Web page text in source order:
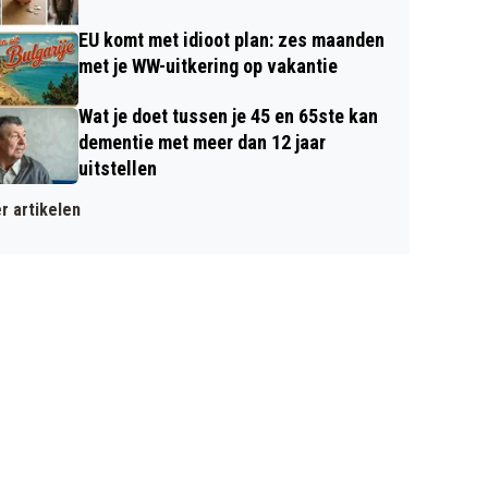
EU komt met idioot plan: zes maanden
met je WW-uitkering op vakantie
Wat je doet tussen je 45 en 65ste kan
dementie met meer dan 12 jaar
uitstellen
artikelen